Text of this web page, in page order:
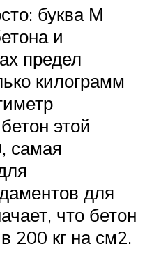
буква М
и
предел
килограмм
этой
самая
для
что бетон
200 кг на см2.